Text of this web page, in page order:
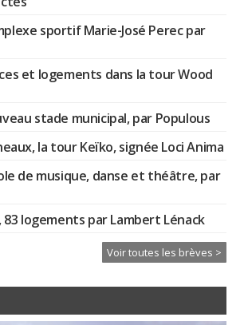
sportif Marie-José Perec par
et logements dans la tour Wood
stade municipal, par Populous
la tour Keïko, signée Loci Anima
de musique, danse et théâtre, par
83 logements par Lambert Lénack
Voir toutes les brèves >